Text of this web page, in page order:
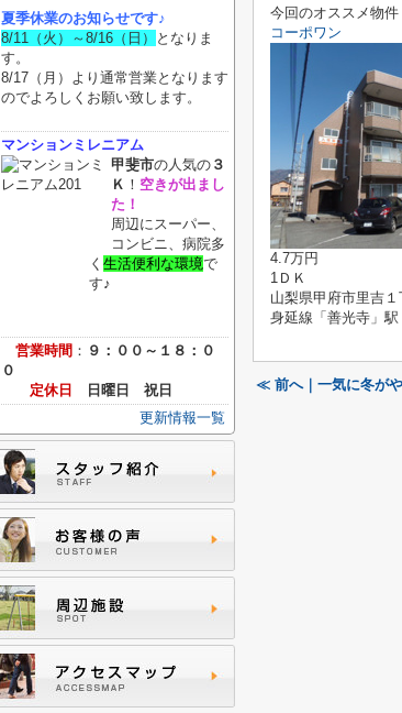
今回のオススメ物件
コーポワン
4.7万円
1ＤＫ
山梨県甲府市里吉１
身延線「善光寺」駅
≪ 前へ｜一気に冬が
夏季休業のお知らせです♪
8/11（火）～8/16（日）
となりま
す。
8/17（月）より通常営業となります
のでよろしくお願い致します。
マンションミレニアム
甲斐市の人気の ３
Ｋ ！ 空きが出まし
た！
周辺にスーパー、
コンビニ、病院多
く 生活便利な環境で
す♪
営業時間 ： ９：００～１８：０
０
定休日
日曜日
祝日
更新情報一覧